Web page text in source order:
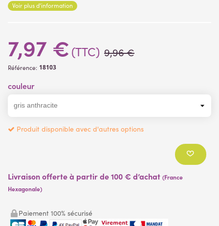
de haute qualité convient aussi bien pour un usage intérieur ou
Voir plus d'information
7,97 € (TTC) 9,96 €
Référence: 18103
couleur
Produit disponible avec d'autres options
Livraison offerte à partir de 100 € d’achat (France
Hexagonale)
Paiement 100% sécurisé